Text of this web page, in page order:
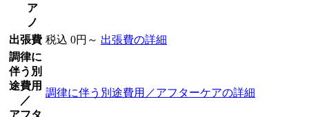
ア
ノ
出張費 税込 0円～ 出張費の詳細
調律に
伴う別
途費用
／
アフタ
調律に伴う別途費用／アフターケアの詳細